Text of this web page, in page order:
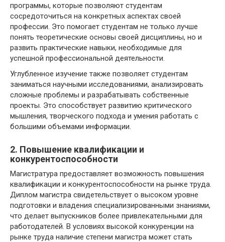
программы, которые позволяют студентам
сосредоточиться на конкретных аспектах своей
профессии. Это помогает студентам не только лучше
понять теоретические основы своей дисциплины, но и
развить практические навыки, необходимые для
успешной профессиональной деятельности.
Углубленное изучение также позволяет студентам
заниматься научными исследованиями, анализировать
сложные проблемы и разрабатывать собственные
проекты. Это способствует развитию критического
мышления, творческого подхода и умения работать с
большими объемами информации.
2. Повышение квалификации и
конкурентоспособности
Магистратура предоставляет возможность повышения
квалификации и конкурентоспособности на рынке труда.
Диплом магистра свидетельствует о высоком уровне
подготовки и владения специализированными знаниями,
что делает выпускников более привлекательными для
работодателей. В условиях высокой конкуренции на
рынке труда наличие степени магистра может стать